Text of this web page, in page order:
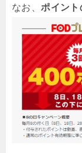
なお、ポイント